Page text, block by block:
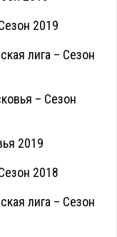
2019
лига – Сезон
– Сезон
2019
2018
лига – Сезон